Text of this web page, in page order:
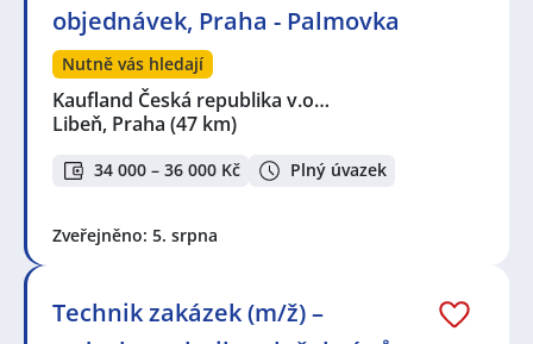
objednávek, Praha - Palmovka
Nutně vás hledají
Kaufland Česká republika v.o…
Libeň, Praha (47 km)
34 000 – 36 000 Kč Plný úvazek
Zveřejněno: 5. srpna
Technik zakázek (m/ž) –